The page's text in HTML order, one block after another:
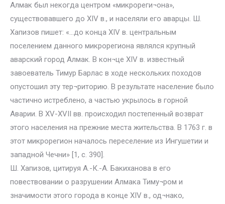
Алмак был некогда центром «микрореги¬она»,
существовавшего до XIV в., и населяли его аварцы. Ш.
Хапизов пишет: «…до конца XIV в. центральным
поселением данного микрорегиона являлся крупный
аварский город Алмак. В кон¬це XIV в. известный
завоеватель Тимур Барлас в ходе нескольких походов
опустошил эту тер¬риторию. В результате население было
частично истреблено, а частью укрылось в горной
Аварии. В XV-XVII вв. происходил постепенный возврат
этого населения на прежние места жительства. В 1763 г. в
этот микрорегион началось переселение из Ингушетии и
западной Чечни» [1, с. 390].
Ш. Хапизов, цитируя А.-К.-А. Бакиханова в его
повествовании о разрушении Алмака Тиму¬ром и
значимости этого города в конце XIV в., од¬нако,